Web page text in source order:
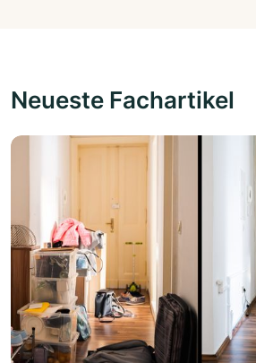
Neueste Fachartikel